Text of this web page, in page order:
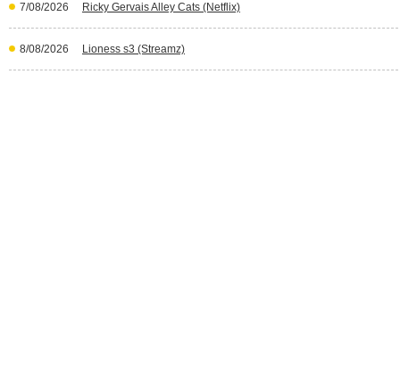
7/08/2026 Ricky Gervais Alley Cats (Netflix)
8/08/2026 Lioness s3 (Streamz)